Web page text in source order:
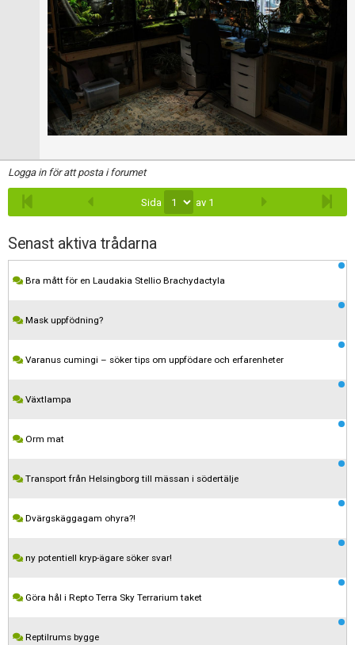
Logga in för att posta i forumet
Sida av 1
Senast aktiva trådarna
Bra mått för en Laudakia Stellio Brachydactyla
Mask uppfödning?
Varanus cumingi – söker tips om uppfödare och erfarenheter
Växtlampa
Orm mat
Transport från Helsingborg till mässan i södertälje
Dvärgskäggagam ohyra?!
ny potentiell kryp-ägare söker svar!
Göra hål i Repto Terra Sky Terrarium taket
Reptilrums bygge